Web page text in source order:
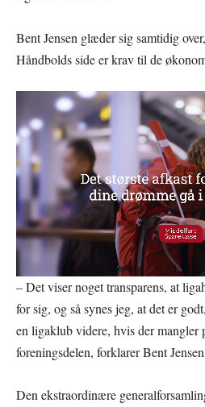
Bent Jensen glæder sig samtidig
Håndbolds side er krav til de
– Det viser noget transparens, at
for sig, og så synes jeg, at det er
en ligaklub videre, hvis der mangler
foreningsdelen, forklarer Bent
Den ekstraordinære